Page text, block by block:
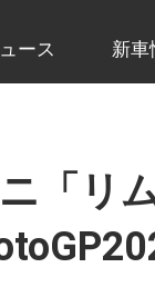
ース 新車
「リ